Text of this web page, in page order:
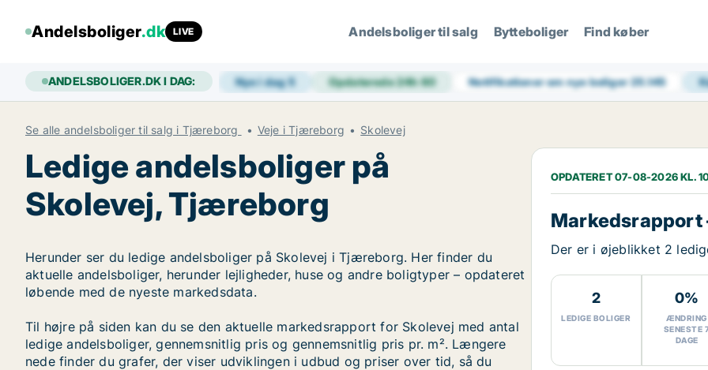
Andelsboliger.dk LIVE Andelsboliger til salg Bytteboliger Find køber
ANDELSBOLIGER.DK I DAG: Nye i dag5 Opdaterede 24h60 Notifikationer om nye boliger25.145
Se alle andelsboliger til salg i Tjæreborg Veje i Tjæreborg Skolevej
Ledige andelsboliger på
Skolevej, Tjæreborg
Herunder ser du ledige andelsboliger på Skolevej i Tjæreborg. Her finder du
aktuelle andelsboliger, herunder lejligheder, huse og andre boligtyper – opdateret
løbende med de nyeste markedsdata.
Til højre på siden kan du se den aktuelle markedsrapport for Skolevej med antal
ledige andelsboliger, gennemsnitlig pris og gennemsnitlig pris pr. m². Længere
nede finder du grafer, der viser udviklingen i udbud og priser over tid, så du
OPDATERET 07-08-2026 KL.
Markedsrapport
Der er i øjeblikket 2
2
LEDIGE BOLIGER
0%
ÆNDRING
SENESTE
DAGE